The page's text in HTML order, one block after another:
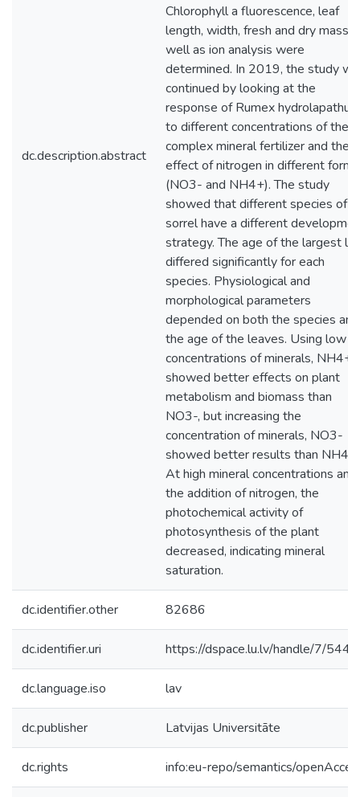
dc.description.abstract
Chlorophyll a fluorescence, leaf
length, width, fresh and dry mass
well as ion analysis were
determined. In 2019, the study
continued by looking at the
response of Rumex hydrolapathum
to different concentrations of the
complex mineral fertilizer and the
effect of nitrogen in different forms
(NO3- and NH4+). The study
showed that different species of
sorrel have a different
strategy. The age of the largest
differed significantly for each
species. Physiological and
morphological parameters
depended on both the species and
the age of the leaves. Using low
concentrations of minerals, NH4+
showed better effects on plant
metabolism and biomass than
NO3-, but increasing the
concentration of minerals, NO3-
showed better results than NH4+.
At high mineral concentrations and
the addition of nitrogen, the
photochemical activity of
photosynthesis of the plant
decreased, indicating mineral
saturation.
dc.identifier.other 82686
dc.identifier.uri https://dspace.lu.lv/handle/7/
dc.language.iso lav
dc.publisher Latvijas Universitāte
dc.rights info:eu-repo/semantics/